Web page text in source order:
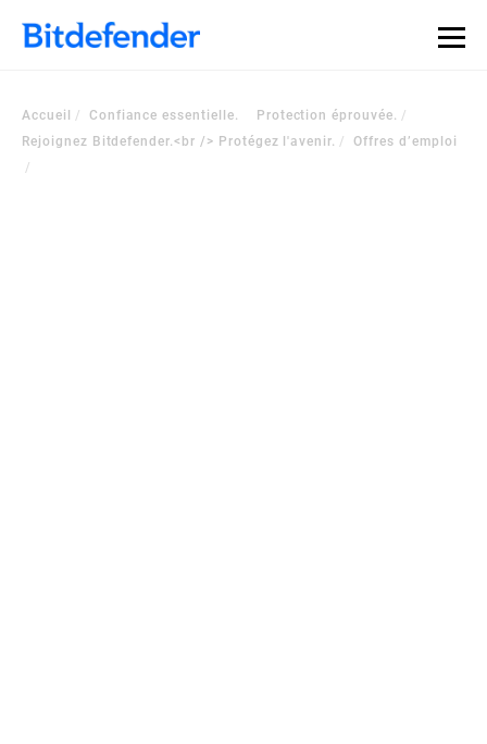
Accueil
Confiance essentielle. Protection éprouvée.
Rejoignez Bitdefender.<br /> Protégez l'avenir.
Offres d’emploi